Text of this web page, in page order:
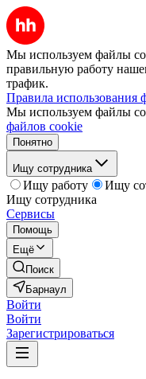
Мы используем файлы
правильную работу
трафик.
Правила использования
Мы используем файлы
файлов cookie
Понятно
Ищу сотрудника
Ищу работу
Ищу
Ищу сотрудника
Сервисы
Помощь
Ещё
Поиск
Барнаул
Войти
Войти
Зарегистрироваться